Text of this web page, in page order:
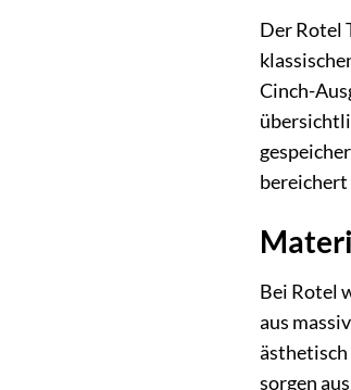
Der Rotel
Cinch-
bereichert
Bei Rotel
aus
ästhetisch
sorgen